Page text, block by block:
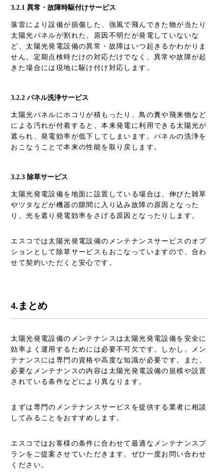
3.2.1 異常・故障時駆付けサービス
落雷により設備が損傷した、強風で飛んできた物が当たり
太陽光パネルが割れた、原因不明だが発電していないな
ど、太陽光発電設備の異常・故障はいつ起きるかわかりま
せん。定期点検時だけの対応だけでなく、異常や故障が起
きた場合には現地に駆け付け対応します。
3.2.2 パネル洗浄サービス
太陽光パネルにホコリが積もったり、鳥の糞や飛来物など
による汚れが付着すると、本来発電に利用できる太陽光が
遮られ、発電効率が低下してしまいます。パネルの洗浄を
おこなうことで本来の性能を取り戻します。
3.2.3 除草サービス
太陽光発電設備を地面に設置している場合は、伸びた雑草
やツタなどが機器の隙間に入り込み故障の原因となった
り、光を遮り発電効率をさげる原因となったりします。
エスコでは太陽光発電設備のメンテナンスサービスのオプ
ションとして除草サービスもおこなっていますので、合わ
せて契約いただくと安心です。
4.まとめ
太陽光発電設備のメンテナンスは太陽光発電設備を安全に
効率よく運用するためには必要不可欠です。しかし、メン
テナンスには専門の資格や高度な知識が必要です。また、
必要なメンテナンスの内容は太陽光発電設備の規模や設置
されている条件などにより異なります。
まずは専門のメンテナンスサービスを提供する業者に相談
してみることをおすすめします。
エスコではお客様の条件に合わせて最適なメンテナンスプ
ランをご提案させていただきます。ぜひ一度お問い合わせ
ください。